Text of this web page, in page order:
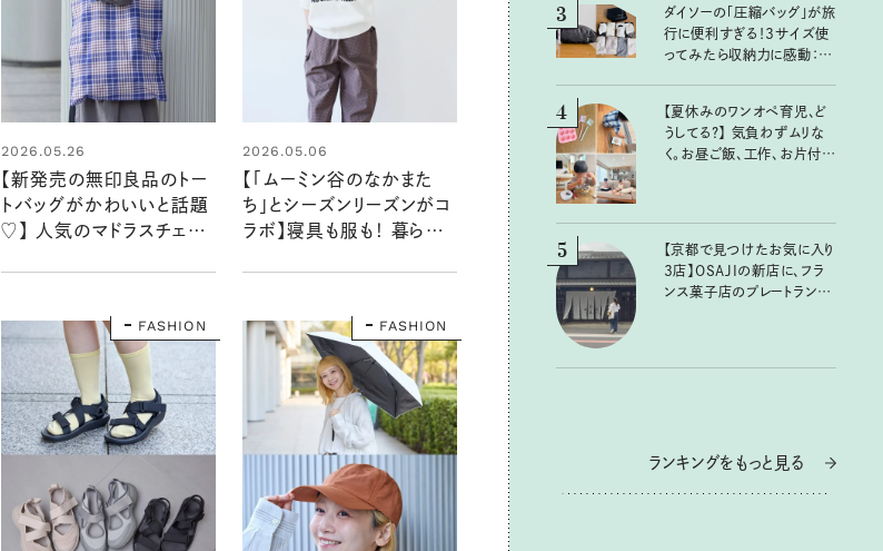
2026.05.26
【新発売の無印良品のトー
トバッグがかわいいと話題
♡】 人気のマドラスチェッ
2026.05.06
【「ムーミン谷のなかまた
ち」とシーズンリーズンがコ
ラボ】寝具も服も！ 暮らし
FASHION FASHION
3
ダイソーの「圧縮バッグ」が旅
行に便利すぎる！3サイズ使
ってみたら収納力に感動：
4
【夏休みのワンオペ育児、ど
うしてる？】 気負わずムリな
く。お昼ご飯、工作、お片付け
5
【京都で見つけたお気に入り
3店】OSAJIの新店に、フラ
ンス菓子店のプレートラン
ランキングをもっと見る